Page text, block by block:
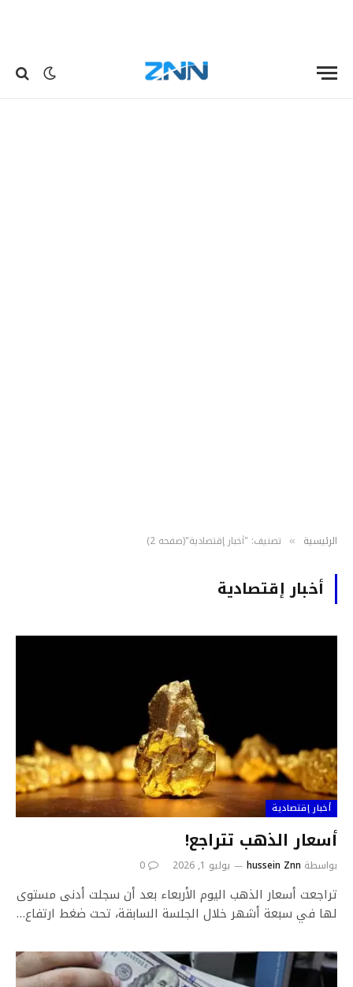
الرئيسية » تصنيف: "أخبار إقتصادية"(صفحه 2)
أخبار إقتصادية
أخبار إقتصادية
أسعار الذهب تتراجع!
بواسطة hussein Znn يوليو 1, 2026 0
تراجعت ‌أسعار الذهب اليوم الأربعاء بعد أن سجلت أدنى مستوى
⁠لها في سبعة أشهر خلال الجلسة السابقة، تحت ضغط ارتفاع…